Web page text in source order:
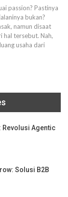
passion? Pastinya
bukan?
namun disaat
hal tersebut. Nah,
usaha dari
Revolusi Agentic
Solusi B2B